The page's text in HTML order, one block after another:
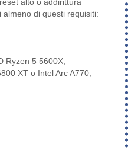
alto o addirittura
di questi requisiti:
Ryzen 5 5600X;
XT o Intel Arc A770;